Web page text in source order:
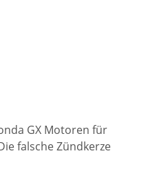
GX Motoren für
falsche Zündkerze